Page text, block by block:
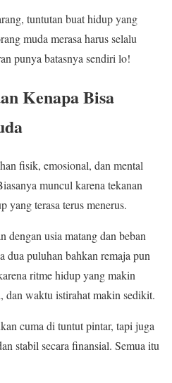
tuntutan buat hidup yang
muda merasa harus selalu
punya batasnya sendiri lo!
Kenapa Bisa
fisik, emosional, dan mental
muncul karena tekanan
yang terasa terus menerus.
usia matang dan beban
dua puluhan bahkan remaja pun
ritme hidup yang makin
dan waktu istirahat makin sedikit.
cuma di tuntut pintar, tapi juga
stabil secara finansial. Semua itu